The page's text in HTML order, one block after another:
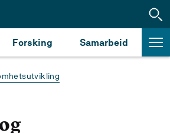
Forsking Samarbeid